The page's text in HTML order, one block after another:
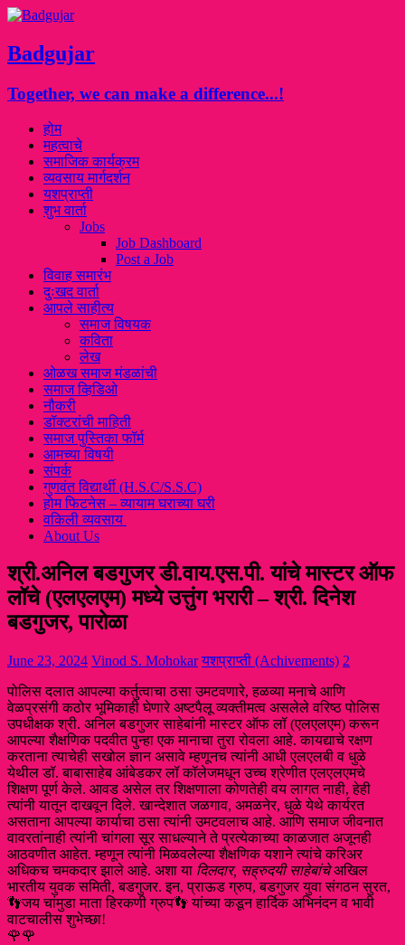
Badgujar
Together, we can make a difference...!
होम
महत्वाचे
समाजिक कार्यक्रम
व्यवसाय मार्गदर्शन
यशप्राप्ती
शुभ वार्ता
Jobs
Job Dashboard
Post a Job
विवाह समारंभ
दुःखद वार्ता
आपले साहीत्य
समाज विषयक
कविता
लेख
ओळख समाज मंडळांची
समाज व्हिडिओ
नौकरी
डॉक्टरांची माहिती
समाज पुस्तिका फॉर्म
आमच्या विषयी
संपर्क
गुणवंत विद्यार्थी (H.S.C/S.S.C)
होम फिटनेस – व्यायाम घराच्या घरी
वकिली व्यवसाय
About Us
श्री.अनिल बडगुजर डी.वाय.एस.पी. यांचे मास्टर ऑफ
लॉचे (एलएलएम) मध्ये उत्तुंग भरारी – श्री. दिनेश
बडगुजर, पारोळा
June 23, 2024 Vinod S. Mohokar यशप्राप्ती (Achivements) 2
पोलिस दलात आपल्या कर्तुत्वाचा ठसा उमटवणारे, हळव्या मनाचे आणि
वेळप्रसंगी कठोर भूमिकाही घेणारे अष्टपैलू व्यक्तीमत्व असलेले वरिष्ठ पोलिस
उपधीक्षक श्री. अनिल बडगुजर साहेबांनी मास्टर ऑफ लॉ (एलएलएम) करून
आपल्या शैक्षणिक पदवीत पुन्हा एक मानाचा तुरा रोवला आहे. कायद्याचे रक्षण
करताना त्याचेही सखोल ज्ञान असावे म्हणूनच त्यांनी आधी एलएलबी व धुळे
येथील डॉ. बाबासाहेब आंबेडकर लॉ कॉलेजमधून उच्च श्रेणीत एलएलएमचे
शिक्षण पूर्ण केले. आवड असेल तर शिक्षणाला कोणतेही वय लागत नाही, हेही
त्यांनी यातून दाखवून दिले. खान्देशात जळगाव, अमळनेर, धुळे येथे कार्यरत
असताना आपल्या कार्याचा ठसा त्यांनी उमटवलाच आहे. आणि समाज जीवनात
वावरतांनाही त्यांनी चांगला सूर साधल्याने ते प्रत्येकाच्या काळजात अजूनही
आठवणीत आहेत. म्हणून त्यांनी मिळवलेेल्या शैक्षणिक यशाने त्यांचे करिअर
अधिकच चमकदार झाले आहे. अशा या दिलदार, सह्रुदयी साहेबांचेअखिल
भारतीय युवक समिती, बडगुजर. इन, प्राऊड ग्रुप, बडगुजर युवा संगठन सुरत,
👣जय चांमुडा माता हिरकणी ग्रुप👣 यांच्या कडून हार्दिक अभिनंदन व भावी
वाटचालीस शुभेच्छा!
🌹🌹